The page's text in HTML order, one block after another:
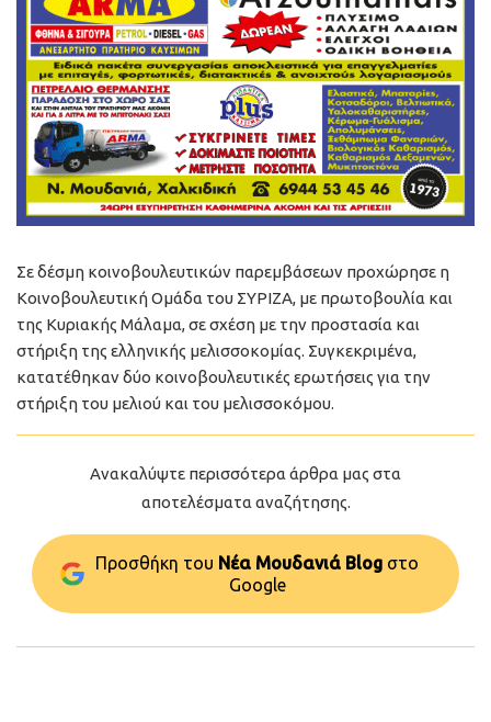
Σε δέσμη κοινοβουλευτικών παρεμβάσεων προχώρησε η
Κοινοβουλευτική Ομάδα του ΣΥΡΙΖΑ, με πρωτοβουλία και
της Κυριακής Μάλαμα, σε σχέση με την προστασία και
στήριξη της ελληνικής μελισσοκομίας. Συγκεκριμένα,
κατατέθηκαν δύο κοινοβουλευτικές ερωτήσεις για την
στήριξη του μελιού και του μελισσοκόμου.
Ανακαλύψτε περισσότερα άρθρα μας στα
αποτελέσματα αναζήτησης.
Προσθήκη του Νέα Μουδανιά Blog στo
Google